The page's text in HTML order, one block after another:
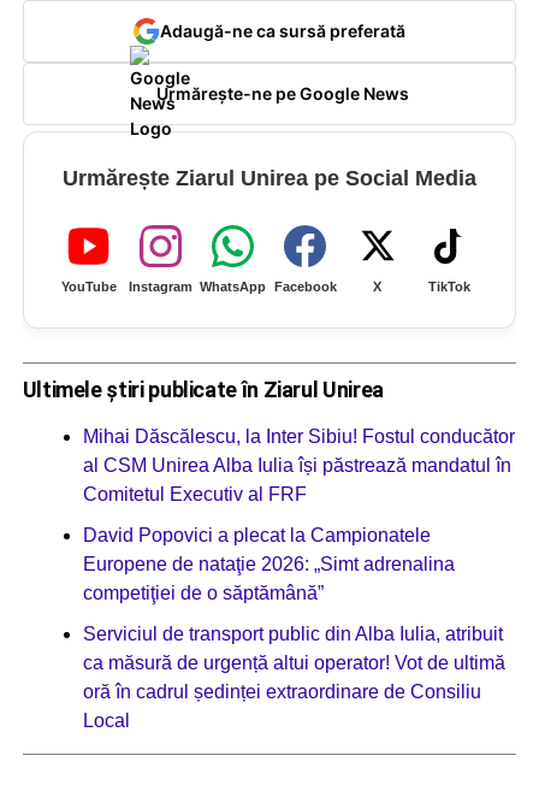
Adaugă-ne ca sursă preferată
Urmărește-ne pe Google News
Urmărește Ziarul Unirea pe Social Media
YouTube Instagram WhatsApp Facebook X TikTok
Ultimele știri publicate în Ziarul Unirea
Mihai Dăscălescu, la Inter Sibiu! Fostul conducător
al CSM Unirea Alba Iulia își păstrează mandatul în
Comitetul Executiv al FRF
David Popovici a plecat la Campionatele
Europene de nataţie 2026: „Simt adrenalina
competiţiei de o săptămână”
Serviciul de transport public din Alba Iulia, atribuit
ca măsură de urgență altui operator! Vot de ultimă
oră în cadrul ședinței extraordinare de Consiliu
Local